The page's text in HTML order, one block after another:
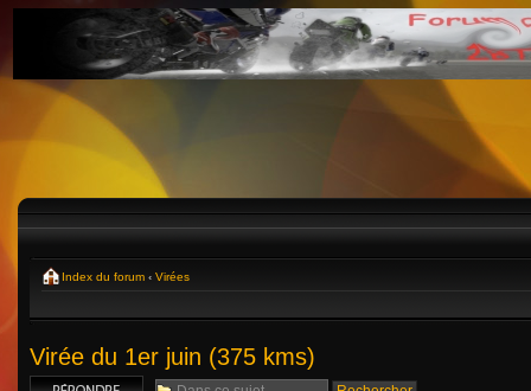
Index du forum ‹ Virées
Virée du 1er juin (375 kms)
Répondre